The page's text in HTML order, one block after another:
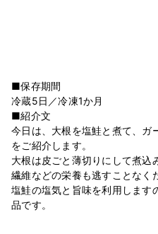
■保存期間
冷蔵5日／冷凍1か月
■紹介文
今日は、大根を塩鮭と煮て、ガ
をご紹介します。
大根は皮ごと薄切りにして煮込
繊維などの栄養も逃すことなく
塩鮭の塩気と旨味を利用します
品です。